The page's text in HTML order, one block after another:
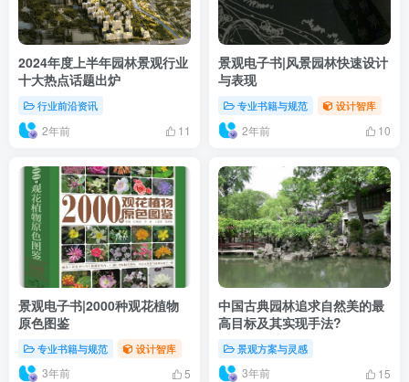
2024年度上半年园林景观行业
十大热点话题出炉
行业前沿资讯
2年前 11
景观电子书|风景园林快速设计
与表现
专业书籍与规范 设计智库
2年前 10
景观电子书|2000种观花植物
原色图鉴
专业书籍与规范 设计智库
3年前 5
中国古典园林追求自然美的最
高目标及其实现手法?
景观方案与灵感
3年前 15